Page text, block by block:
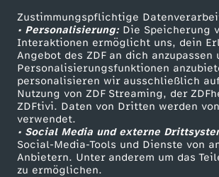
Zustimmungspflichtige
• Personalisierung:Die Speicherung
Interaktionen ermöglicht uns, dein
Angebot des ZDF an dich anzupassen
Personalisierungsfunktionen
personalisieren wir ausschließlich
Nutzung von ZDF Streaming, der
ZDFtivi. Daten von Dritten werden
verwendet.
• Social Media und externe
Social-Media-Tools und Dienste von
Anbietern. Unter anderem um das
zu ermöglichen.
Livestreams
Sendungen A-Z
TV-Programm
Hilfe
ZDF Unternehmen
Karriere